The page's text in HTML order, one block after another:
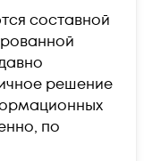
составной
решение
по